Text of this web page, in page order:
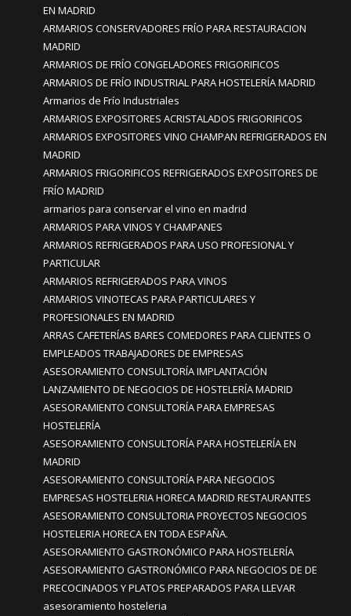
EN MADRID
ARMARIOS CONSERVADORES FRÍO PARA RESTAURACION
MADRID
ARMARIOS DE FRÍO CONGELADORES FRIGORIFICOS
ARMARIOS DE FRÍO INDUSTRIAL PARA HOSTELERÍA MADRID
Armarios de Frío Industriales
ARMARIOS EXPOSITORES ACRISTALADOS FRIGORIFICOS
ARMARIOS EXPOSITORES VINO CHAMPAN REFRIGERADOS EN
MADRID
ARMARIOS FRIGORIFICOS REFRIGERADOS EXPOSITORES DE
FRÍO MADRID
armarios para conservar el vino en madrid
ARMARIOS PARA VINOS Y CHAMPANES
ARMARIOS REFRIGERADOS PARA USO PROFESIONAL Y
PARTICULAR
ARMARIOS REFRIGERADOS PARA VINOS
ARMARIOS VINOTECAS PARA PARTICULARES Y
PROFESIONALES EN MADRID
ARRAS CAFETERÍAS BARES COMEDORES PARA CLIENTES O
EMPLEADOS TRABAJADORES DE EMPRESAS
ASESORAMIENTO CONSULTORÍA IMPLANTACIÓN
LANZAMIENTO DE NEGOCIOS DE HOSTELERÍA MADRID
ASESORAMIENTO CONSULTORÍA PARA EMPRESAS
HOSTELERÍA
ASESORAMIENTO CONSULTORÍA PARA HOSTELERÍA EN
MADRID
ASESORAMIENTO CONSULTORÍA PARA NEGOCIOS
EMPRESAS HOSTELERIA HORECA MADRID RESTAURANTES
ASESORAMIENTO CONSULTORIA PROYECTOS NEGOCIOS
HOSTELERIA HORECA EN TODA ESPAÑA.
ASESORAMIENTO GASTRONÓMICO PARA HOSTELERÍA
ASESORAMIENTO GASTRONÓMICO PARA NEGOCIOS DE DE
PRECOCINADOS Y PLATOS PREPARADOS PARA LLEVAR
asesoramiento hosteleria